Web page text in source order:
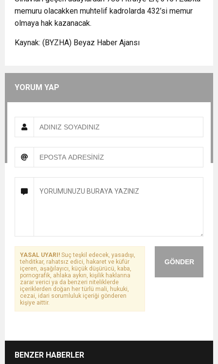
memuru olacakken muhtelif kadrolarda 432’si memur
olmaya hak kazanacak.
Kaynak: (BYZHA) Beyaz Haber Ajansı
YORUM YAP
GÖNDER
YASAL UYARI! Suç teşkil edecek, yasadışı,
tehditkar, rahatsız edici, hakaret ve küfür
içeren, aşağılayıcı, küçük düşürücü, kaba,
pornografik, ahlaka aykırı, kişilik haklarına
zarar verici ya da benzeri niteliklerde
içeriklerden doğan her türlü mali, hukuki,
cezai, idari sorumluluk içeriği gönderen
kişiye aittir.
BENZER HABERLER